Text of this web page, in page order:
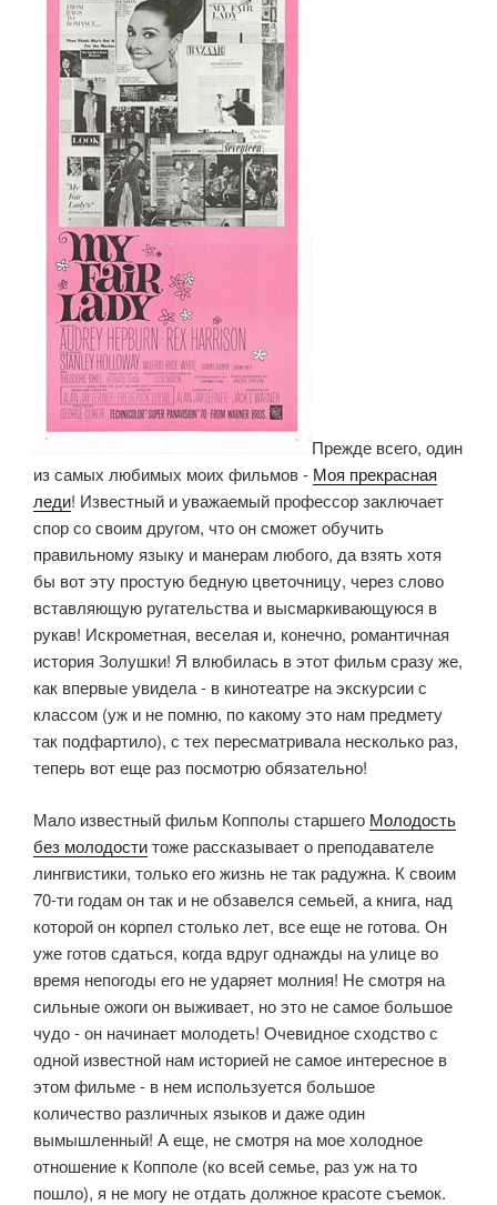
Прежде всего, один
из самых любимых моих фильмов - Моя прекрасная
леди! Известный и уважаемый профессор заключает
спор со своим другом, что он сможет обучить
правильному языку и манерам любого, да взять хотя
бы вот эту простую бедную цветочницу, через слово
вставляющую ругательства и высмаркивающуюся в
рукав! Искрометная, веселая и, конечно, романтичная
история Золушки! Я влюбилась в этот фильм сразу же,
как впервые увидела - в кинотеатре на экскурсии с
классом (уж и не помню, по какому это нам предмету
так подфартило), с тех пересматривала несколько раз,
теперь вот еще раз посмотрю обязательно!
Мало известный фильм Копполы старшего Молодость
без молодоститоже рассказывает о преподавателе
лингвистики, только его жизнь не так радужна. К своим
70-ти годам он так и не обзавелся семьей, а книга, над
которой он корпел столько лет, все еще не готова. Он
уже готов сдаться, когда вдруг однажды на улице во
время непогоды его не ударяет молния! Не смотря на
сильные ожоги он выживает, но это не самое большое
чудо - он начинает молодеть! Очевидное сходство с
одной известной нам историей не самое интересное в
этом фильме - в нем используется большое
количество различных языков и даже один
вымышленный! А еще, не смотря на мое холодное
отношение к Копполе (ко всей семье, раз уж на то
пошло), я не могу не отдать должное красоте съемок.